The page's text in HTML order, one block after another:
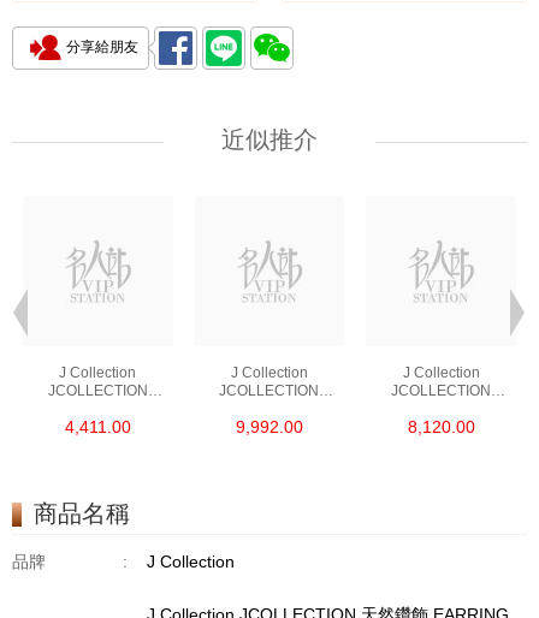
分享給朋友
近似推介
J Collection
JCOLLECTION
RDDI 0.48 CT18KR
4,411.00
J Collection
JCOLLECTION
RDDI 1.34 CT18KW
9,992.00
J Collection
JCOLLECTION
W/DIAMOND 7
8,120.00
商品名稱
品牌 : J Collection